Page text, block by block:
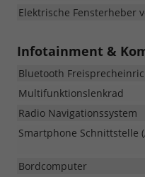
Elektrische Fensterheber
Infotainment &
Bluetooth
Multifunktionslenkrad
Radio Navigationssystem
Smartphone Schnittstelle
Bordcomputer